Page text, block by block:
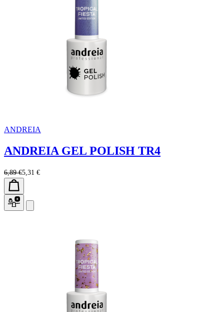
ANDREIA
ANDREIA GEL POLISH TR4
6,89 €5,31 €